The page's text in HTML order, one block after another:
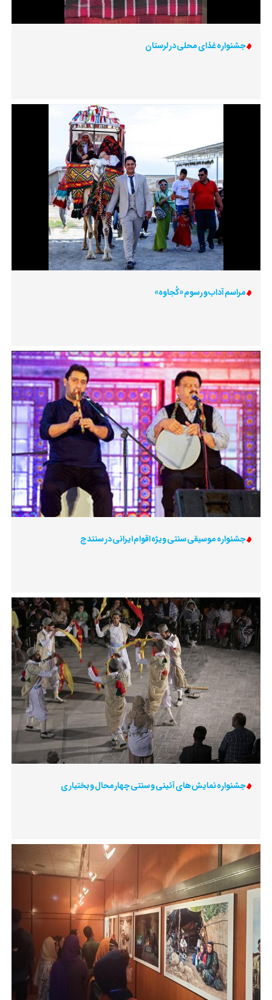
جشنواره غذای محلی در لرستان
مراسم آداب و رسوم «کُجاوه»
جشنواره موسیقی سنتی ویژه اقوام ایرانی در سنندج
جشنواره نمایش‌های آئینی و سنتی چهارمحال و بختیاری